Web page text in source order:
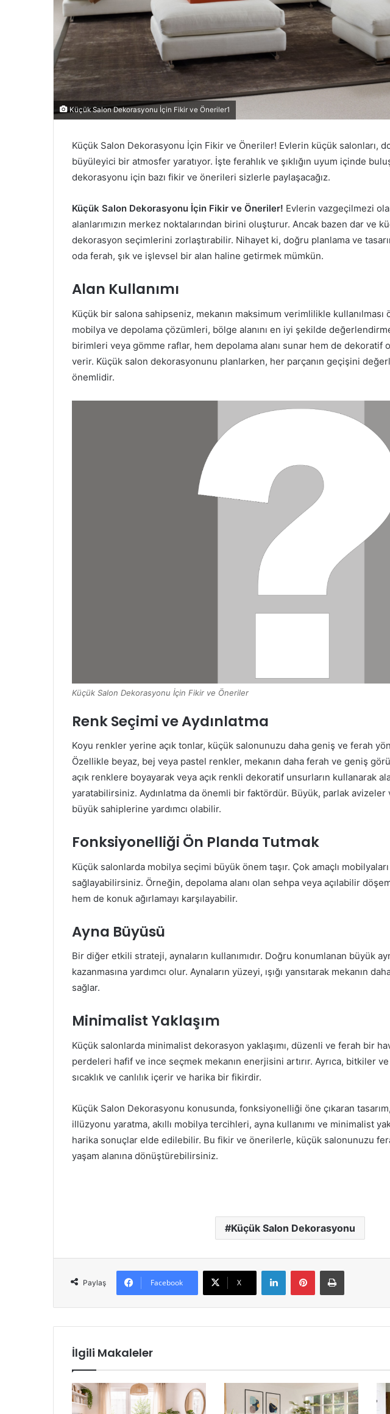
Küçük Salon Dekorasyonu İçin Fikir ve Öneriler1
Küçük Salon Dekorasyonu İçin Fikir ve Öneriler! Evlerin küçük salonları,
büyüleyici bir atmosfer yaratıyor. İşte ferahlık ve şıklığın uyum içinde
dekorasyonu için bazı fikir ve önerileri sizlerle paylaşacağız.
Küçük Salon Dekorasyonu İçin Fikir ve Öneriler! Evlerin vazgeçilmezi
alanlarımızın merkez noktalarından birini oluşturur. Ancak bazen dar ve
dekorasyon seçimlerini zorlaştırabilir. Nihayet ki, doğru planlama ve
oda ferah, şık ve işlevsel bir alan haline getirmek mümkün.
Alan Kullanımı
Küçük bir salona sahipseniz, mekanın maksimum verimlilikle
mobilya ve depolama çözümleri, bölge alanını en iyi şekilde
birimleri veya gömme raflar, hem depolama alanı sunar hem de dekoratif
verir. Küçük salon dekorasyonunu planlarken, her parçanın geçişini
önemlidir.
Küçük Salon Dekorasyonu İçin Fikir ve Öneriler
Renk Seçimi ve Aydınlatma
Koyu renkler yerine açık tonlar, küçük salonunuzu daha geniş ve ferah
Özellikle beyaz, bej veya pastel renkler, mekanın daha ferah ve geniş
açık renklere boyayarak veya açık renkli dekoratif unsurların kullanarak
yaratabilirsiniz. Aydınlatma da önemli bir faktördür. Büyük, parlak avizeler
büyük sahiplerine yardımcı olabilir.
Fonksiyonelliği Ön Planda Tutmak
Küçük salonlarda mobilya seçimi büyük önem taşır. Çok amaçlı
sağlayabilirsiniz. Örneğin, depolama alanı olan sehpa veya açılabilir
hem de konuk ağırlamayı karşılayabilir.
Ayna Büyüsü
Bir diğer etkili strateji, aynaların kullanımıdır. Doğru konumlanan büyük
kazanmasına yardımcı olur. Aynaların yüzeyi, ışığı yansıtarak mekanın
sağlar.
Minimalist Yaklaşım
Küçük salonlarda minimalist dekorasyon yaklaşımı, düzenli ve ferah bir
perdeleri hafif ve ince seçmek mekanın enerjisini artırır. Ayrıca, bitkiler
sıcaklık ve canlılık içerir ve harika bir fikirdir.
Küçük Salon Dekorasyonu konusunda, fonksiyonelliği öne çıkaran
illüzyonu yaratma, akıllı mobilya tercihleri, ayna kullanımı ve minimalist
harika sonuçlar elde edilebilir. Bu fikir ve önerilerle, küçük salonunuzu
yaşam alanına dönüştürebilirsiniz.
Küçük Salon Dekorasyonu
Paylaş Facebook X
LinkedInPinterestYazdır
İlgili Makaleler